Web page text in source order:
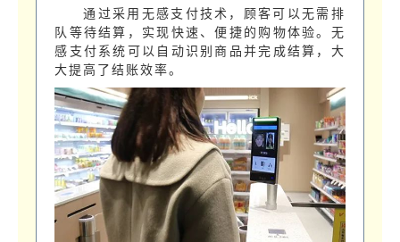
通过采用无感支付技术，顾客可以无需排
队等待结算，实现快速、便捷的购物体验。无
感支付系统可以自动识别商品并完成结算，大
大提高了结账效率。